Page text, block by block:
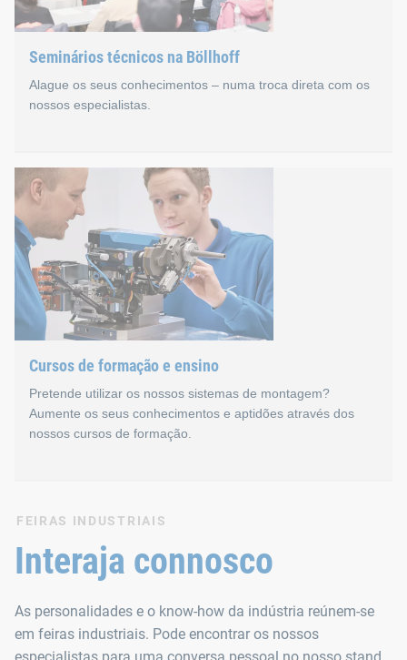
Seminários técnicos na Böllhoff
Alague os seus conhecimentos – numa troca direta com os
nossos especialistas.
Seminários técnicos na
Bielefeld, na Vestfália Oriental, é o coração da nossa
Além do intercâmbio pessoal, os nossos seminários
Cursos de formação e ensino
Pretende utilizar os nossos sistemas de montagem?
Aumente os seus conhecimentos e aptidões através dos
nossos cursos de formação.
Os cursos de formação e ensino dos nossos sistemas de
Organizamos os eventos em pequenos grupos. Isso dá
FEIRAS INDUSTRIAIS
Interaja connosco
As personalidades e o know-how da indústria reúnem-se
em feiras industriais. Pode encontrar os nossos